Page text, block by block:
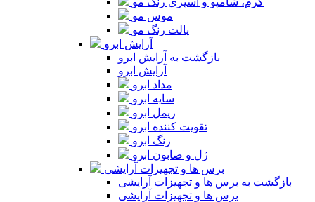
موس مو
پالت رنگ مو
آرایش ابرو
بازگشت به آرایش ابرو
آرایش ابرو
مداد ابرو
سایه ابرو
ریمل ابرو
تقویت کننده ابرو
رنگ ابرو
ژل و صابون ابرو
برس ها و تجهیزات آرایشی
بازگشت به برس ها و تجهیزات آرایشی
برس ها و تجهیزات آرایشی